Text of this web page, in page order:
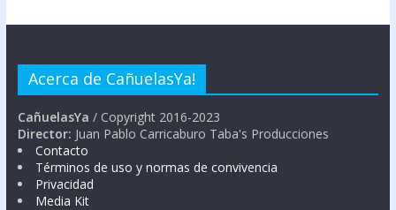
Acerca de CañuelasYa!
CañuelasYa / Copyright 2016-2023
Director: Juan Pablo Carricaburo Taba's Producciones
Contacto
Términos de uso y normas de convivencia
Privacidad
Media Kit